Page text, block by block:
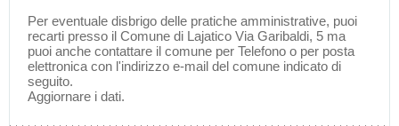
Per eventuale disbrigo delle pratiche amministrative, puoi
recarti presso il Comune di Lajatico Via Garibaldi, 5 ma
puoi anche contattare il comune per Telefono o per posta
elettronica con l'indirizzo e-mail del comune indicato di
seguito.
Aggiornare i dati.